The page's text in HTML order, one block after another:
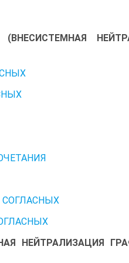
СОГЛАСНЫХ
НЕЙТРАЛИЗАЦИЯ